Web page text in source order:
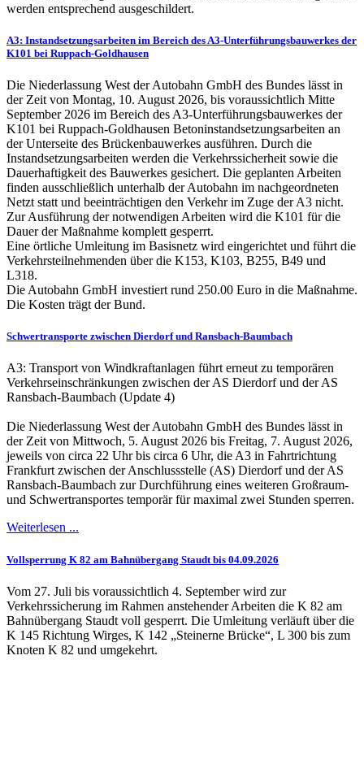
werden entsprechend ausgeschildert.
A3: Instandsetzungsarbeiten im Bereich des A3-Unterführungsbauwerkes der
K101 bei Ruppach-Goldhausen
Die Niederlassung West der Autobahn GmbH des Bundes lässt in
der Zeit von Montag, 10. August 2026, bis voraussichtlich Mitte
September 2026 im Bereich des A3-Unterführungsbauwerkes der
K101 bei Ruppach-Goldhausen Betoninstandsetzungsarbeiten an
der Unterseite des Brückenbauwerkes ausführen. Durch die
Instandsetzungsarbeiten werden die Verkehrssicherheit sowie die
Dauerhaftigkeit des Bauwerkes gesichert. Die geplanten Arbeiten
finden ausschließlich unterhalb der Autobahn im nachgeordneten
Netzt statt und beeinträchtigen den Verkehr im Zuge der A3 nicht.
Zur Ausführung der notwendigen Arbeiten wird die K101 für die
Dauer der Maßnahme komplett gesperrt.
Eine örtliche Umleitung im Basisnetz wird eingerichtet und führt die
Verkehrsteilnehmenden über die K153, K103, B255, B49 und
L318.
Die Autobahn GmbH investiert rund 250.00 Euro in die Maßnahme.
Die Kosten trägt der Bund.
Schwertransporte zwischen Dierdorf und Ransbach-Baumbach
A3: Transport von Windkraftanlagen führt erneut zu temporären
Verkehrseinschränkungen zwischen der AS Dierdorf und der AS
Ransbach-Baumbach (Update 4)
Die Niederlassung West der Autobahn GmbH des Bundes lässt in
der Zeit von Mittwoch, 5. August 2026 bis Freitag, 7. August 2026,
jeweils von circa 22 Uhr bis circa 6 Uhr, die A3 in Fahrtrichtung
Frankfurt zwischen der Anschlussstelle (AS) Dierdorf und der AS
Ransbach-Baumbach zur Durchführung eines weiteren Großraum-
und Schwertransportes temporär für maximal zwei Stunden sperren.
Weiterlesen ...
Vollsperrung K 82 am Bahnübergang Staudt bis 04.09.2026
Vom 27. Juli bis voraussichtlich 4. September wird zur
Verkehrssicherung im Rahmen anstehender Arbeiten die K 82 am
Bahnübergang Staudt voll gesperrt. Die Umleitung verläuft über die
K 145 Richtung Wirges, K 142 „Steinerne Brücke“, L 300 bis zum
Knoten K 82 und umgekehrt.